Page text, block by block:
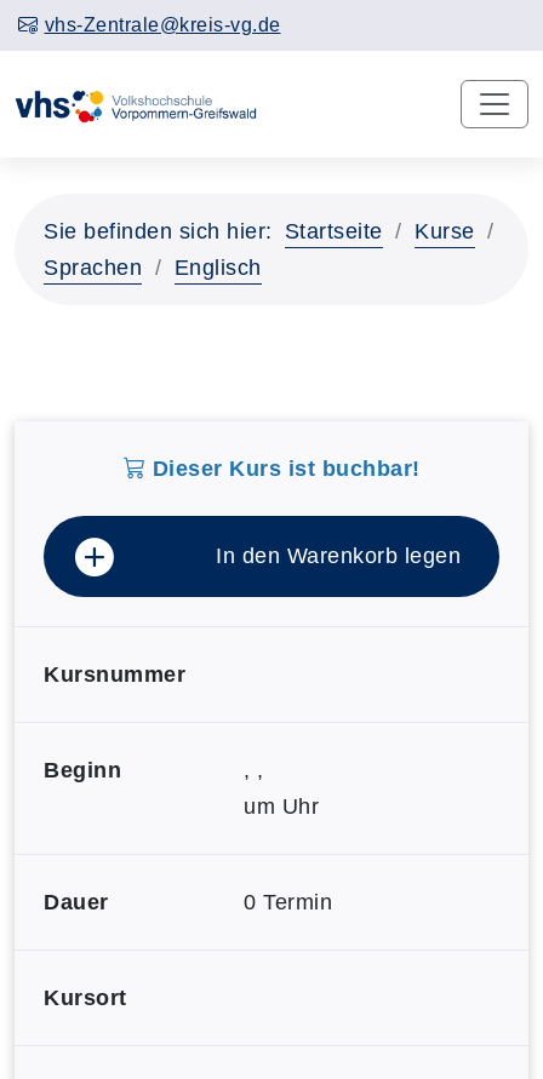
vhs-Zentrale@kreis-vg.de
Sie befinden sich hier: Startseite
Kurse
Sprachen
Englisch
Dieser Kurs ist buchbar!
In den Warenkorb legen
Kursnummer
Beginn
, ,
um Uhr
Dauer 0 Termin
Kursort